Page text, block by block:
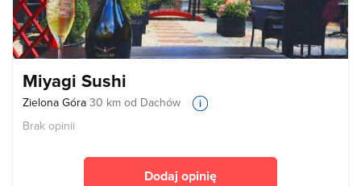
Miyagi Sushi
Zielona Góra 30 km od Dachów
Brak opinii
Dodaj opinię